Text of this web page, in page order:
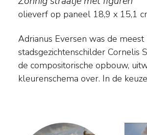
olieverf op paneel 18,9 x 15,1
Adrianus Eversen was de
stadsgezichtenschilder Cornelis
de compositorische opbouw,
kleurenschema over. In de keuze van zijn onderwerpen was hij echter
vrijer. Schilderde Springer vooral
stadsdelen, Eversen
Stedelijk Museum en